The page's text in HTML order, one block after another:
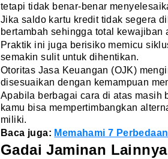
tetapi tidak benar-benar
Jika saldo kartu kredit tidak segera
bertambah sehingga total kewajiban
Praktik ini juga berisiko memicu
semakin sulit untuk dihentikan.
Otoritas Jasa Keuangan (OJK)
disesuaikan dengan kemampuan
Apabila berbagai cara di atas masih
kamu bisa mempertimbangkan
miliki.
Baca juga: Memahami 7
Gadai Jaminan